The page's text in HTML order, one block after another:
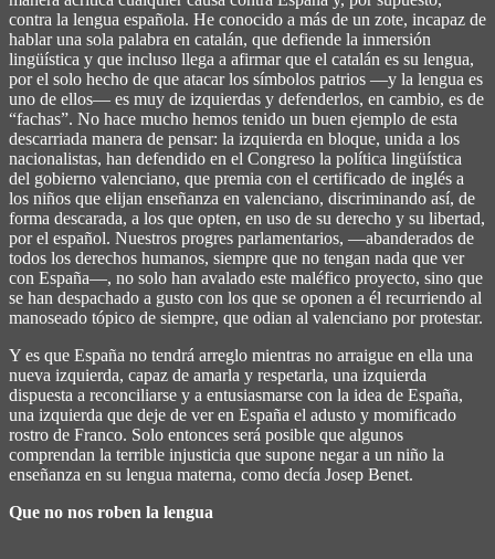
contra la lengua española. He conocido a más de un zote, incapaz de
hablar una sola palabra en catalán, que defiende la inmersión
lingüística y que incluso llega a afirmar que el catalán es su lengua,
por el solo hecho de que atacar los símbolos patrios ―y la lengua es
uno de ellos― es muy de izquierdas y defenderlos, en cambio, es de
“fachas”. No hace mucho hemos tenido un buen ejemplo de esta
descarriada manera de pensar: la izquierda en bloque, unida a los
nacionalistas, han defendido en el Congreso la política lingüística
del gobierno valenciano, que premia con el certificado de inglés a
los niños que elijan enseñanza en valenciano, discriminando así, de
forma descarada, a los que opten, en uso de su derecho y su libertad,
por el español. Nuestros progres parlamentarios, ―abanderados de
todos los derechos humanos, siempre que no tengan nada que ver
con España―, no solo han avalado este maléfico proyecto, sino que
se han despachado a gusto con los que se oponen a él recurriendo al
manoseado tópico de siempre, que odian al valenciano por protestar.
Y es que España no tendrá arreglo mientras no arraigue en ella una
nueva izquierda, capaz de amarla y respetarla, una izquierda
dispuesta a reconciliarse y a entusiasmarse con la idea de España,
una izquierda que deje de ver en España el adusto y momificado
rostro de Franco. Solo entonces será posible que algunos
comprendan la terrible injusticia que supone negar a un niño la
enseñanza en su lengua materna, como decía Josep Benet.
Que no nos roben la lengua